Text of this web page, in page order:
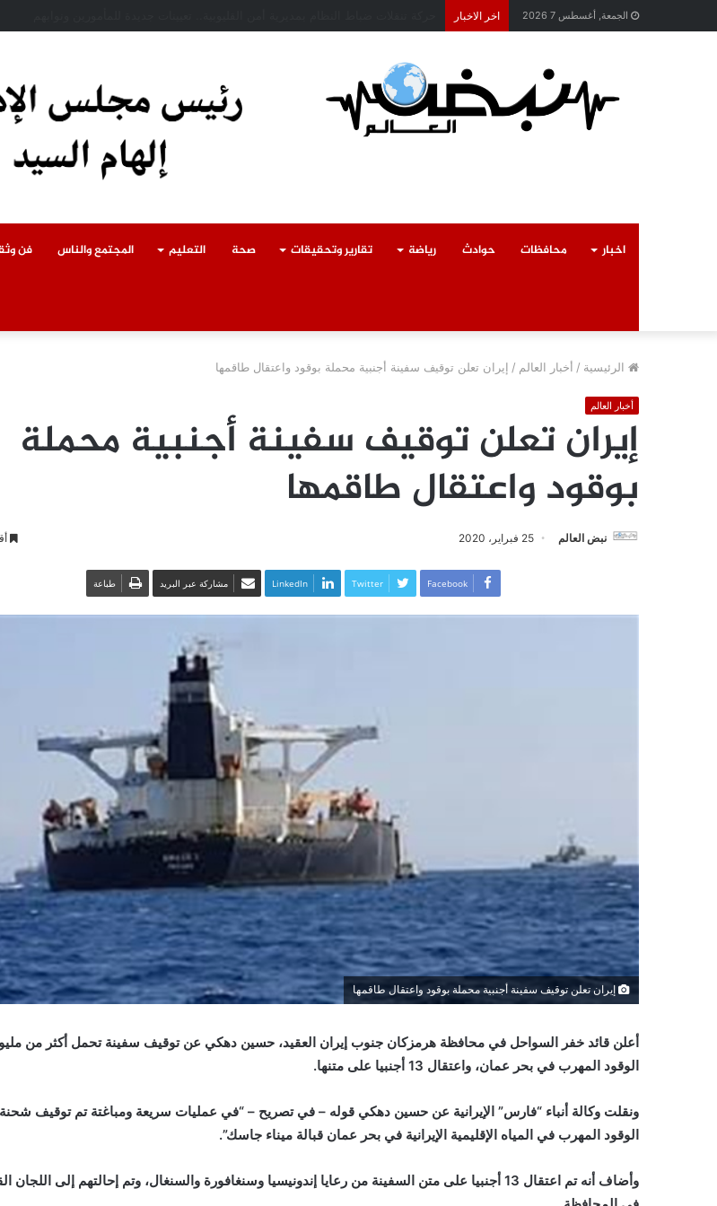
الجمعة, أغسطس 7 2026 اخر الاخبار
اخبار محافظات حوادث رياضة تقارير وتحقيقات صحة التعليم المجتمع والناس فن
الرئيسية / أخبار العالم / إيران تعلن توقيف سفينة أجنبية محملة بوقود واعتقال طاقمها
أخبار العالم
إيران تعلن توقيف سفينة أجنبية محملة
بوقود واعتقال طاقمها
نبض العالم 25 فبراير، 2020
Facebook
Twitter
LinkedIn مشاركة عبر البريد طباعة
إيران تعلن توقيف سفينة أجنبية محملة بوقود واعتقال طاقمها
أعلن قائد خفر السواحل في محافظة هرمزكان جنوب إيران العقيد، حسين دهكي عن توقيف سفينة تحمل أكثر من
الوقود المهرب في بحر عمان، واعتقال 13 أجنبيا على متنها.
ونقلت وكالة أنباء “فارس” الإيرانية عن حسين دهكي قوله – في تصريح – “في عمليات سريعة ومباغتة تم توقيف
الوقود المهرب في المياه الإقليمية الإيرانية في بحر عمان قبالة ميناء جاسك”.
وأضاف أنه تم اعتقال 13 أجنبيا على متن السفينة من رعايا إندونيسيا وسنغافورة والسنغال، وتم إحالتهم إلى اللجان